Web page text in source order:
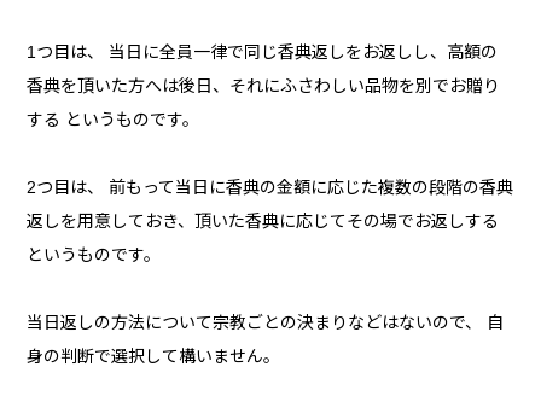
1つ目は、 当日に全員一律で同じ香典返しをお返しし、高額の
香典を頂いた方へは後日、それにふさわしい品物を別でお贈り
する というものです。
2つ目は、 前もって当日に香典の金額に応じた複数の段階の香典
返しを用意しておき、頂いた香典に応じてその場でお返しする
というものです。
当日返しの方法について宗教ごとの決まりなどはないので、 自
身の判断で選択して構いません。